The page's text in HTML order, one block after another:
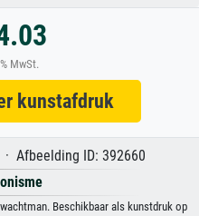
MwSt.
kunstafdruk
Afbeelding ID: 392660
Beschikbaar als kunstdruk op